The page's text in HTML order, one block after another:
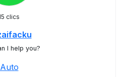
clics
I help you?
Auto